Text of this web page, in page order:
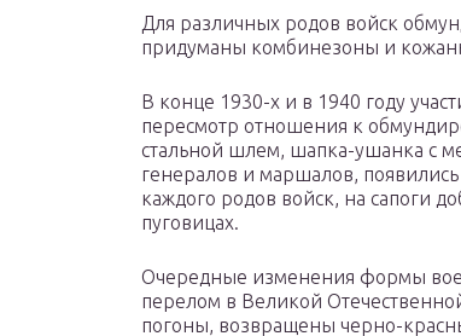
Для различных родов войск
придуманы комбинезоны и
В конце 1930-х и в 1940 году
пересмотр отношения к
стальной шлем, шапка-ушанка с
генералов и маршалов,
каждого родов войск, на сапоги
пуговицах.
Очередные изменения формы
перелом в Великой
погоны, возвращены черно-